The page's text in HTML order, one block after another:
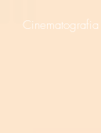
Cinematografia